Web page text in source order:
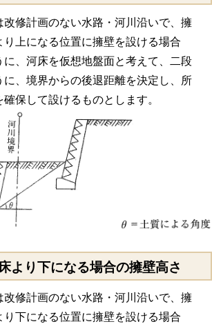
修計画のない水路・河川沿いで、擁
り上になる位置に擁壁を設ける場合
に、河床を仮想地盤面と考えて、二段
に、境界からの後退距離を決定し、所
保して設けるものとします。
より下になる場合の擁壁高さ
修計画のない水路・河川沿いで、擁
り下になる位置に擁壁を設ける場合